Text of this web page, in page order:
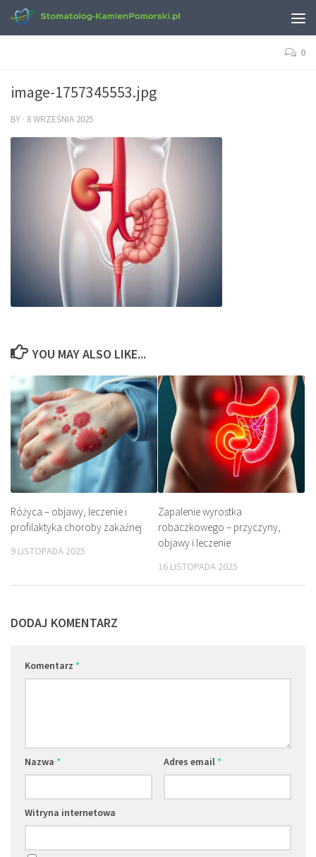
0
image-1757345553.jpg
BY · 8 WRZEŚNIA 2025
YOU MAY ALSO LIKE...
Różyca – objawy, leczenie i
profilaktyka choroby zakaźnej
9 LISTOPADA 2025
Zapalenie wyrostka
robaczkowego – przyczyny,
objawy i leczenie
16 LISTOPADA 2025
DODAJ KOMENTARZ
Komentarz *
Nazwa * Adres email*
Witryna internetowa